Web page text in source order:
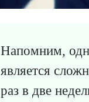
Напомним,
является
раз в две